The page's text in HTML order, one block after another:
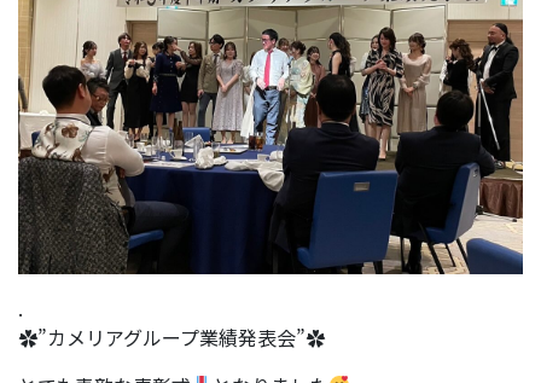
.
✿”カメリアグループ業績発表会”✿